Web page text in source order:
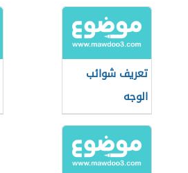
تعريف شوائب
الوجه